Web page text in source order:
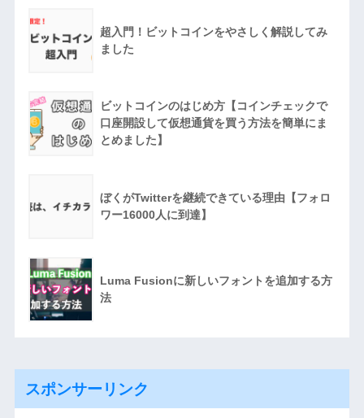
超入門！ビットコインをやさしく解説してみ
ました
ビットコインのはじめ方【コインチェックで
口座開設して仮想通貨を買う方法を簡単にま
とめました】
ぼくがTwitterを継続できている理由【フォロ
ワー16000人に到達】
Luma Fusionに新しいフォントを追加する方
法
スポンサーリンク